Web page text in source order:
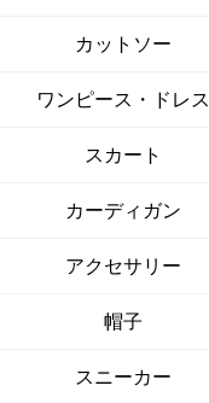
カットソー
ワンピース・ドレス
スカート
カーディガン
アクセサリー
帽子
スニーカー